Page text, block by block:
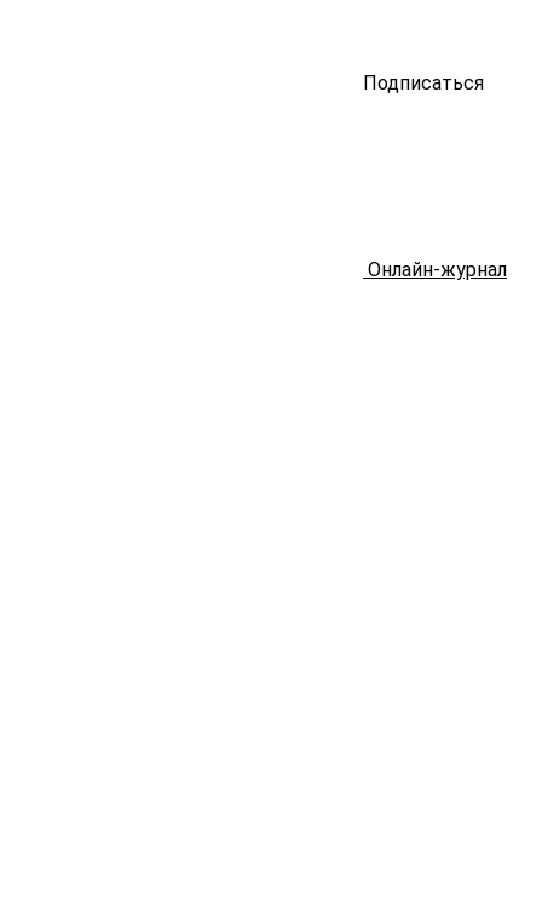
Подписаться
Онлайн-журнал